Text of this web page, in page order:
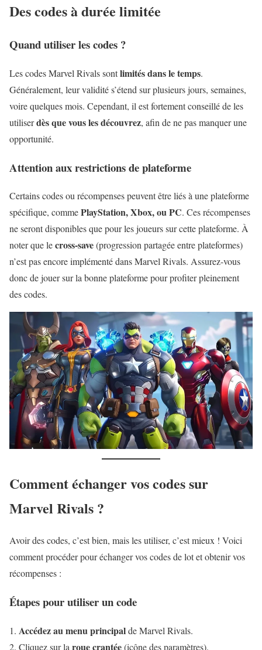
Des codes à durée limitée
Quand utiliser les codes ?
Les codes Marvel Rivals sontlimités dans le temps.
Généralement, leur validité s’étend sur plusieurs jours, semaines,
voire quelques mois. Cependant, il est fortement conseillé de les
utiliserdès que vous les découvrez, afin de ne pas manquer une
opportunité.
Attention aux restrictions de plateforme
Certains codes ou récompenses peuvent être liés à une plateforme
spécifique, commePlayStation, Xbox, ou PC. Ces récompenses
ne seront disponibles que pour les joueurs sur cette plateforme. À
noter que lecross-save(progression partagée entre plateformes)
n’est pas encore implémenté dans Marvel Rivals. Assurez-vous
donc de jouer sur la bonne plateforme pour profiter pleinement
des codes.
Comment échanger vos codes sur
Marvel Rivals ?
Avoir des codes, c’est bien, mais les utiliser, c’est mieux ! Voici
comment procéder pour échanger vos codes de lot et obtenir vos
récompenses :
Étapes pour utiliser un code
Accédez au menu principalde Marvel Rivals.
Cliquez sur la roue crantée(icône des paramètres).